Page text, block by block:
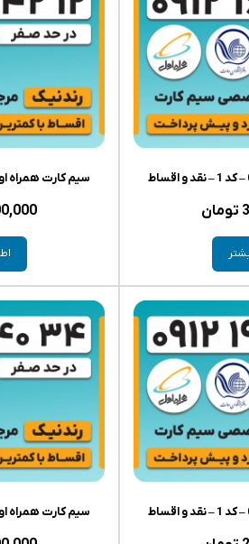
تومان
سیم کارت همراه اول 0912 – کد 1 – نقد و
سیم کارت همراه اول 0912 – کد 1 – نقد و